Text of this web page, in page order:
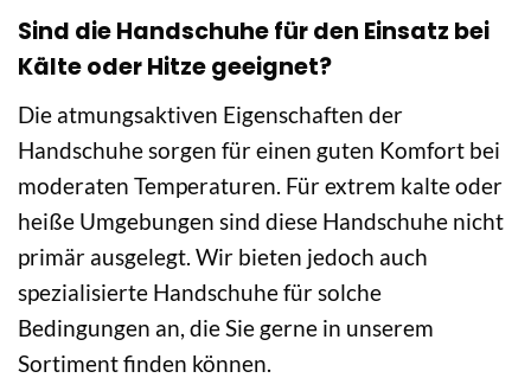
Sind die Handschuhe für den Einsatz bei
Kälte oder Hitze geeignet?
Die atmungsaktiven Eigenschaften der
Handschuhe sorgen für einen guten Komfort bei
moderaten Temperaturen. Für extrem kalte oder
heiße Umgebungen sind diese Handschuhe nicht
primär ausgelegt. Wir bieten jedoch auch
spezialisierte Handschuhe für solche
Bedingungen an, die Sie gerne in unserem
Sortiment finden können.